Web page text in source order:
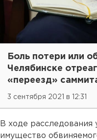
Боль потери или
Челябинске
«переезд»
3 сентября 2021 в 12:31
В ходе расследования
имущество